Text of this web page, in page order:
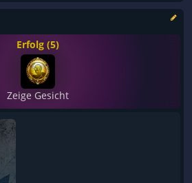
Erfolg (5)
Zeige Gesicht